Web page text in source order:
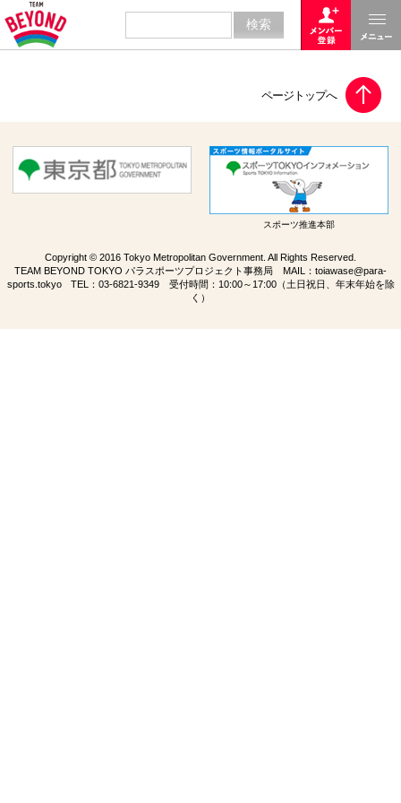
スポーツ推進本部
Copyright © 2016 Tokyo Metropolitan Government. All Rights Reserved.
TEAM BEYOND TOKYO パラスポーツプロジェクト事務局 MAIL： toiawase@para-
sports.tokyoTEL： 03-6821-9349受付時間：10:00～17:00（土日祝日、年末年始を除
く）